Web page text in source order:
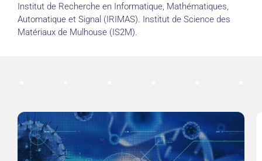
Institut de Recherche en Informatique, Mathématiques,
Automatique et Signal (IRIMAS). Institut de Science des
Matériaux de Mulhouse (IS2M).